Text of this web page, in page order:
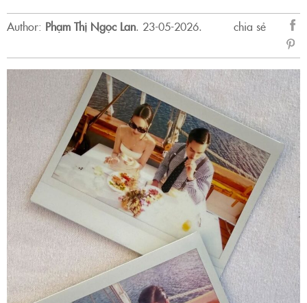
Author: Phạm Thị Ngọc Lan. 23-05-2026.
chia sẻ
sẻ